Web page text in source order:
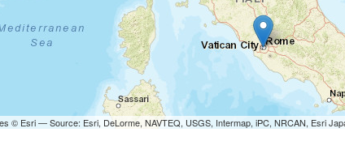
© Esri — Source: Esri, DeLorme, NAVTEQ, USGS, Intermap, iPC, NRCAN, Esri